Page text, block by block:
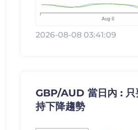
2026-08-08 03:41:09
GBP/AUD 當日內 : 只
持下降趨勢